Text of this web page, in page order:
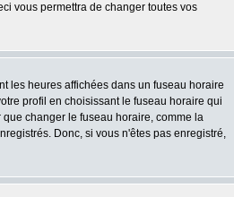
vous permettra de changer toutes vos
les heures affichées dans un fuseau horaire
profil en choisissant le fuseau horaire qui
changer le fuseau horaire, comme la
Donc, si vous n'êtes pas enregistré,